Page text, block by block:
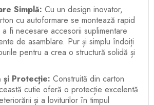
Simplă: Cu un design inovator,
cu autoformare se montează rapid
a fi necesare accesorii suplimentare
de asamblare. Pur și simplu îndoiți
pentru a crea o structură solidă și
și Protecție: Construită din carton
cutie oferă o protecție excelentă
și a loviturilor în timpul